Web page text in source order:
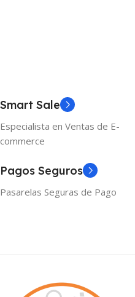
Smart Sale
Especialista en Ventas de E-
commerce
Pagos Seguros
Pasarelas Seguras de Pago